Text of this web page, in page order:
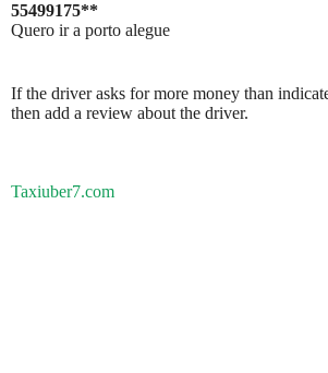
55499175**
Quero ir a porto alegue
If the driver asks for more money than
then add a review about the driver.
Taxiuber7.com